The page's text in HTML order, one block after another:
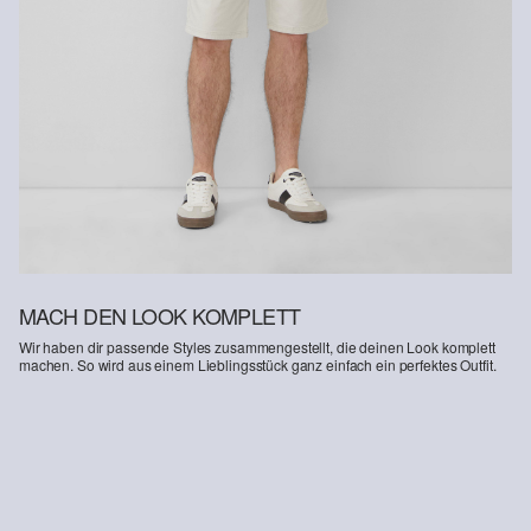
Bodengesundheit und helfen, den Wasserverbrauch zu reduzieren.
Weitere Informationen sind unserer „ Hilfe & FAQ
Deine Retoure kannst du HIER online anmelden.
MACH DEN LOOK KOMPLETT
Wir haben dir passende Styles zusammengestellt, die deinen Look komplett
machen. So wird aus einem Lieblingsstück ganz einfach ein perfektes Outfit.